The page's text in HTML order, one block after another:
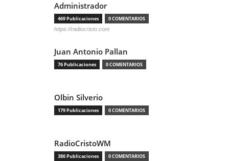
Administrador
469 Publicaciones 0 COMENTARIOS
https://radiocristo.com
Juan Antonio Pallan
76 Publicaciones 0 COMENTARIOS
Olbin Silverio
179 Publicaciones 0 COMENTARIOS
RadioCristoWM
386 Publicaciones 0 COMENTARIOS